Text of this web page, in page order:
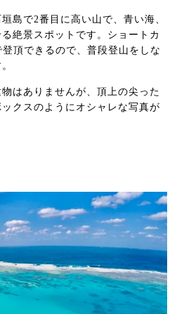
島で2番目に高い山で、青い海、
絶景スポットです。ショートカ
頂できるので、普段登山をしな
はありませんが、頂上の尖った
クスのようにオシャレな写真が